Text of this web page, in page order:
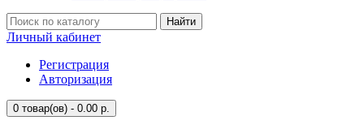
Найти
Личный кабинет
Регистрация
Авторизация
0 товар(ов) - 0.00 р.